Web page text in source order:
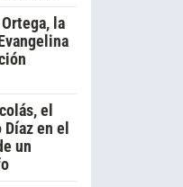
la
el
en el
un